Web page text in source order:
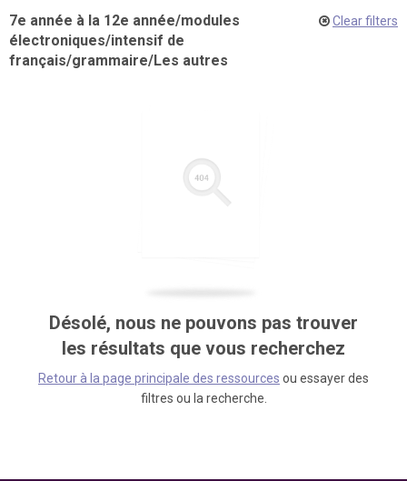
7e année à la 12e année/modules
électroniques/intensif de
français/grammaire/Les autres
Clear filters
Désolé, nous ne pouvons pas trouver
les résultats que vous recherchez
Retour à la page principale des ressources ou essayer des
filtres ou la recherche.